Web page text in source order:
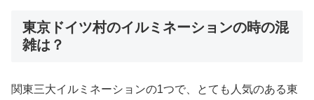
東京ドイツ村のイルミネーションの時の混
雑は？
関東三大イルミネーションの1つで、とても人気のある東